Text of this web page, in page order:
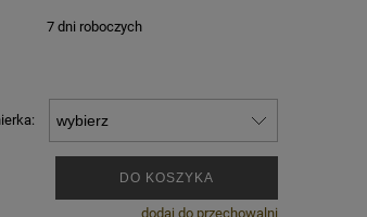
7 dni roboczych
DO KOSZYKA
dodaj do przechowalni